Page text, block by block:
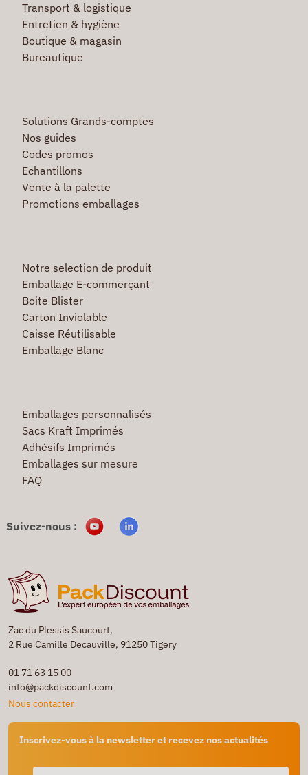
Zac du Plessis Saucourt,
2 Rue Camille Decauville, 91250 Tigery
01 71 63 15 00
info@packdiscount.com
Nous contacter
Inscrivez-vous à la newsletter et recevez nos actualités
Transport & logistique
Entretien & hygiène
Boutique & magasin
Bureautique
Solutions Grands-comptes
Nos guides
Codes promos
Echantillons
Vente à la palette
Promotions emballages
Notre selection de produit
Emballage E-commerçant
Boite Blister
Carton Inviolable
Caisse Réutilisable
Emballage Blanc
Emballages personnalisés
Sacs Kraft Imprimés
Adhésifs Imprimés
Emballages sur mesure
FAQ
Suivez-nous :